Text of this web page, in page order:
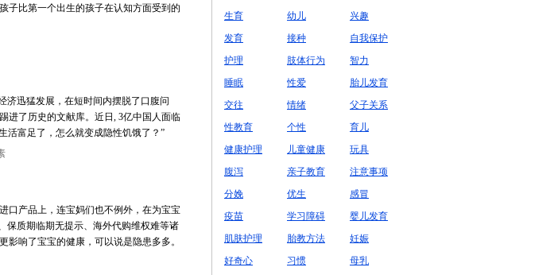
子比第一个出生的孩子在认知方面受到的
济迅猛发展，在短时间内摆脱了口腹问
进了历史的文献库。近日, 3亿中国人面临
活富足了，怎么就变成隐性饥饿了？”
口产品上，连宝妈们也不例外，在为宝宝
保质期临期无提示、海外代购维权难等诸
响了宝宝的健康，可以说是隐患多多。
生育
幼儿
兴趣
发育
接种
自我保护
护理
肢体行为
智力
睡眠
性爱
胎儿发育
交往
情绪
父子关系
性教育
个性
育儿
健康护理
儿童健康
玩具
腹泻
亲子教育
注意事项
分娩
优生
感冒
疫苗
学习障碍
婴儿发育
肌肤护理
胎教方法
妊娠
好奇心
习惯
母乳